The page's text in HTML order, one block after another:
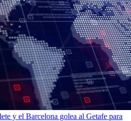
y el Barcelona golea al Getafe para